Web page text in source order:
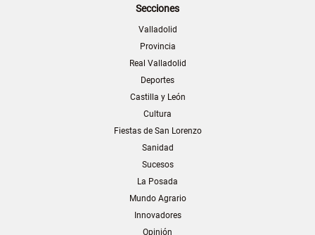
Secciones
Valladolid
Provincia
Real Valladolid
Deportes
Castilla y León
Cultura
Fiestas de San Lorenzo
Sanidad
Sucesos
La Posada
Mundo Agrario
Innovadores
Opinión